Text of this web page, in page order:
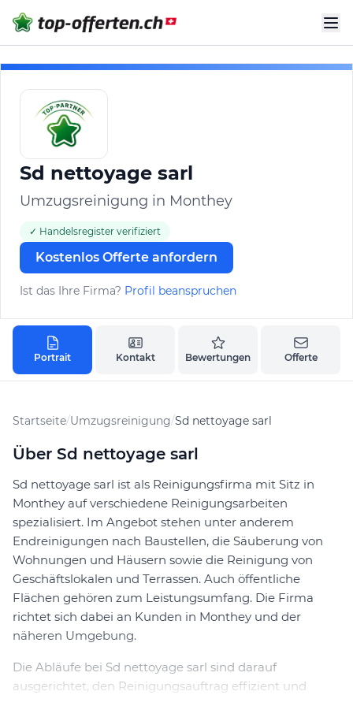
Sd nettoyage sarl
Umzugsreinigung in Monthey
✓ Handelsregister verifiziert
Kostenlos Offerte anfordern
Ist das Ihre Firma? Profil beanspruchen
Portrait Kontakt Bewertungen Offerte
Startseite/Umzugsreinigung/Sd nettoyage sarl
Über Sd nettoyage sarl
Sd nettoyage sarl ist als Reinigungsfirma mit Sitz in
Monthey auf verschiedene Reinigungsarbeiten
spezialisiert. Im Angebot stehen unter anderem
Endreinigungen nach Baustellen, die Säuberung von
Wohnungen und Häusern sowie die Reinigung von
Geschäftslokalen und Terrassen. Auch öffentliche
Flächen gehören zum Leistungsumfang. Die Firma
richtet sich dabei an Kunden in Monthey und der
näheren Umgebung.
Die Abläufe bei Sd nettoyage sarl sind darauf
ausgerichtet, den Reinigungsauftrag effizient und